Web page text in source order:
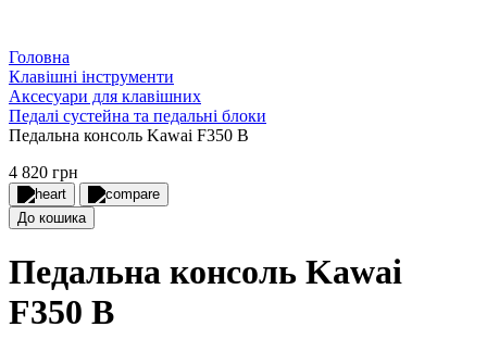
Головна
Клавішні інструменти
Аксесуари для клавішних
Педалі сустейна та педальні блоки
Педальна консоль Kawai F350 B
4 820 грн
До кошика
Педальна консоль Kawai
F350 B